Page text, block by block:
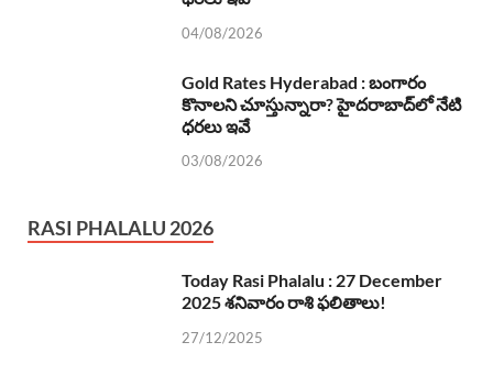
04/08/2026
Gold Rates Hyderabad : బంగారం
కొనాలని చూస్తున్నారా? హైదరాబాద్‌లో నేటి
ధరలు ఇవే
03/08/2026
RASI PHALALU 2026
Today Rasi Phalalu : 27 December
2025 శనివారం రాశి ఫలితాలు!
27/12/2025